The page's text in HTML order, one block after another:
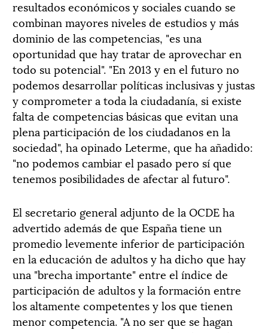
resultados económicos y sociales cuando se
combinan mayores niveles de estudios y más
dominio de las competencias, "es una
oportunidad que hay tratar de aprovechar en
todo su potencial". "En 2013 y en el futuro no
podemos desarrollar políticas inclusivas y justas
y comprometer a toda la ciudadanía, si existe
falta de competencias básicas que evitan una
plena participación de los ciudadanos en la
sociedad", ha opinado Leterme, que ha añadido:
"no podemos cambiar el pasado pero sí que
tenemos posibilidades de afectar al futuro".
El secretario general adjunto de la OCDE ha
advertido además de que España tiene un
promedio levemente inferior de participación
en la educación de adultos y ha dicho que hay
una "brecha importante" entre el índice de
participación de adultos y la formación entre
los altamente competentes y los que tienen
menor competencia. "A no ser que se hagan